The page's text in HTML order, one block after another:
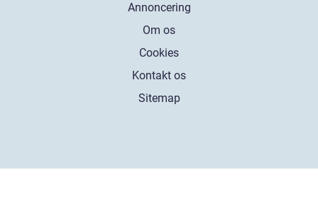
Annoncering
Om os
Cookies
Kontakt os
Sitemap